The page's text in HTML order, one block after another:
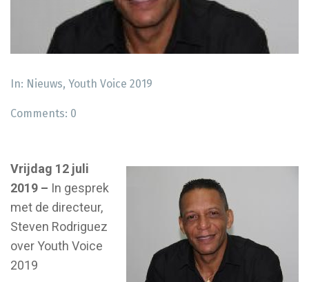
In: Nieuws, Youth Voice 2019
Comments: 0
Vrijdag 12 juli
2019 – In gesprek
met de directeur,
Steven Rodriguez
over Youth Voice
2019